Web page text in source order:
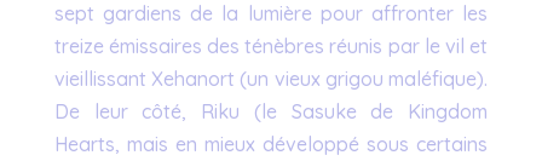
sept gardiens de la lumière pour affronter les
treize émissaires des ténèbres réunis par le vil et
vieillissant Xehanort (un vieux grigou maléfique).
De leur côté, Riku (le Sasuke de Kingdom
Hearts, mais en mieux développé sous certains